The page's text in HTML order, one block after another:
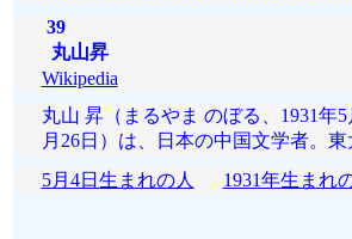
39
丸山昇
Wikipedia
丸山 昇（まるやま のぼる、1931年5
月26日）は、日本の中国文学者。東
5月4日生まれの人
1931年生まれ